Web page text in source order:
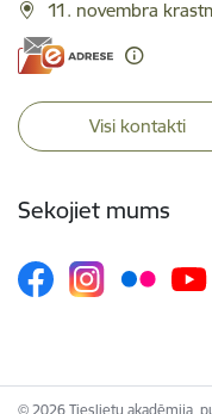
11. novembra
Visi kontakti
Sekojiet mums
© 2026 Tieslietu akadēmija,